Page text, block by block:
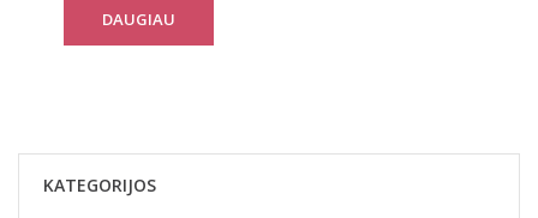
DAUGIAU
KATEGORIJOS